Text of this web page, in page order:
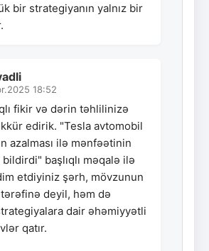
bir strategiyanın yalnız bir
18:52
fikir və dərin təhlilinizə
edirik. "Tesla avtomobil
azalması ilə mənfəətinin
bildirdi" başlıqlı məqalə ilə
etdiyiniz şərh, mövzunun
tərəfinə deyil, həm də
dair əhəmiyyətli
qatır.